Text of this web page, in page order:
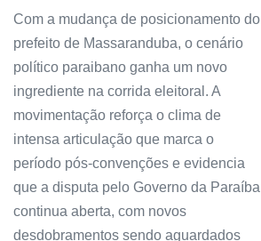
Com a mudança de posicionamento do
prefeito de Massaranduba, o cenário
político paraibano ganha um novo
ingrediente na corrida eleitoral. A
movimentação reforça o clima de
intensa articulação que marca o
período pós-convenções e evidencia
que a disputa pelo Governo da Paraíba
continua aberta, com novos
desdobramentos sendo aguardados